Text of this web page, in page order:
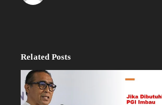
Related Posts